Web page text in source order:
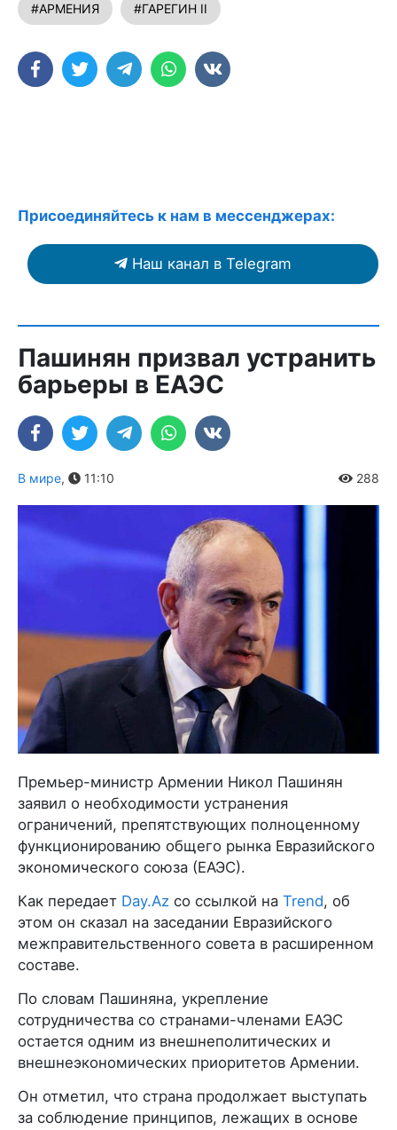
#АРМЕНИЯ #ГАРЕГИН II
Присоединяйтесь к нам в мессенджерах:
Наш канал в Telegram
Пашинян призвал устранить
барьеры в ЕАЭС
В мире, 11:10 288
Премьер-министр Армении Никол Пашинян
заявил о необходимости устранения
ограничений, препятствующих полноценному
функционированию общего рынка Евразийского
экономического союза (ЕАЭС).
Как передает Day.Az со ссылкой на Trend, об
этом он сказал на заседании Евразийского
межправительственного совета в расширенном
составе.
По словам Пашиняна, укрепление
сотрудничества со странами-членами ЕАЭС
остается одним из внешнеполитических и
внешнеэкономических приоритетов Армении.
Он отметил, что страна продолжает выступать
за соблюдение принципов, лежащих в основе